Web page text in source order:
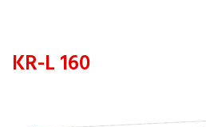
KR-L 160